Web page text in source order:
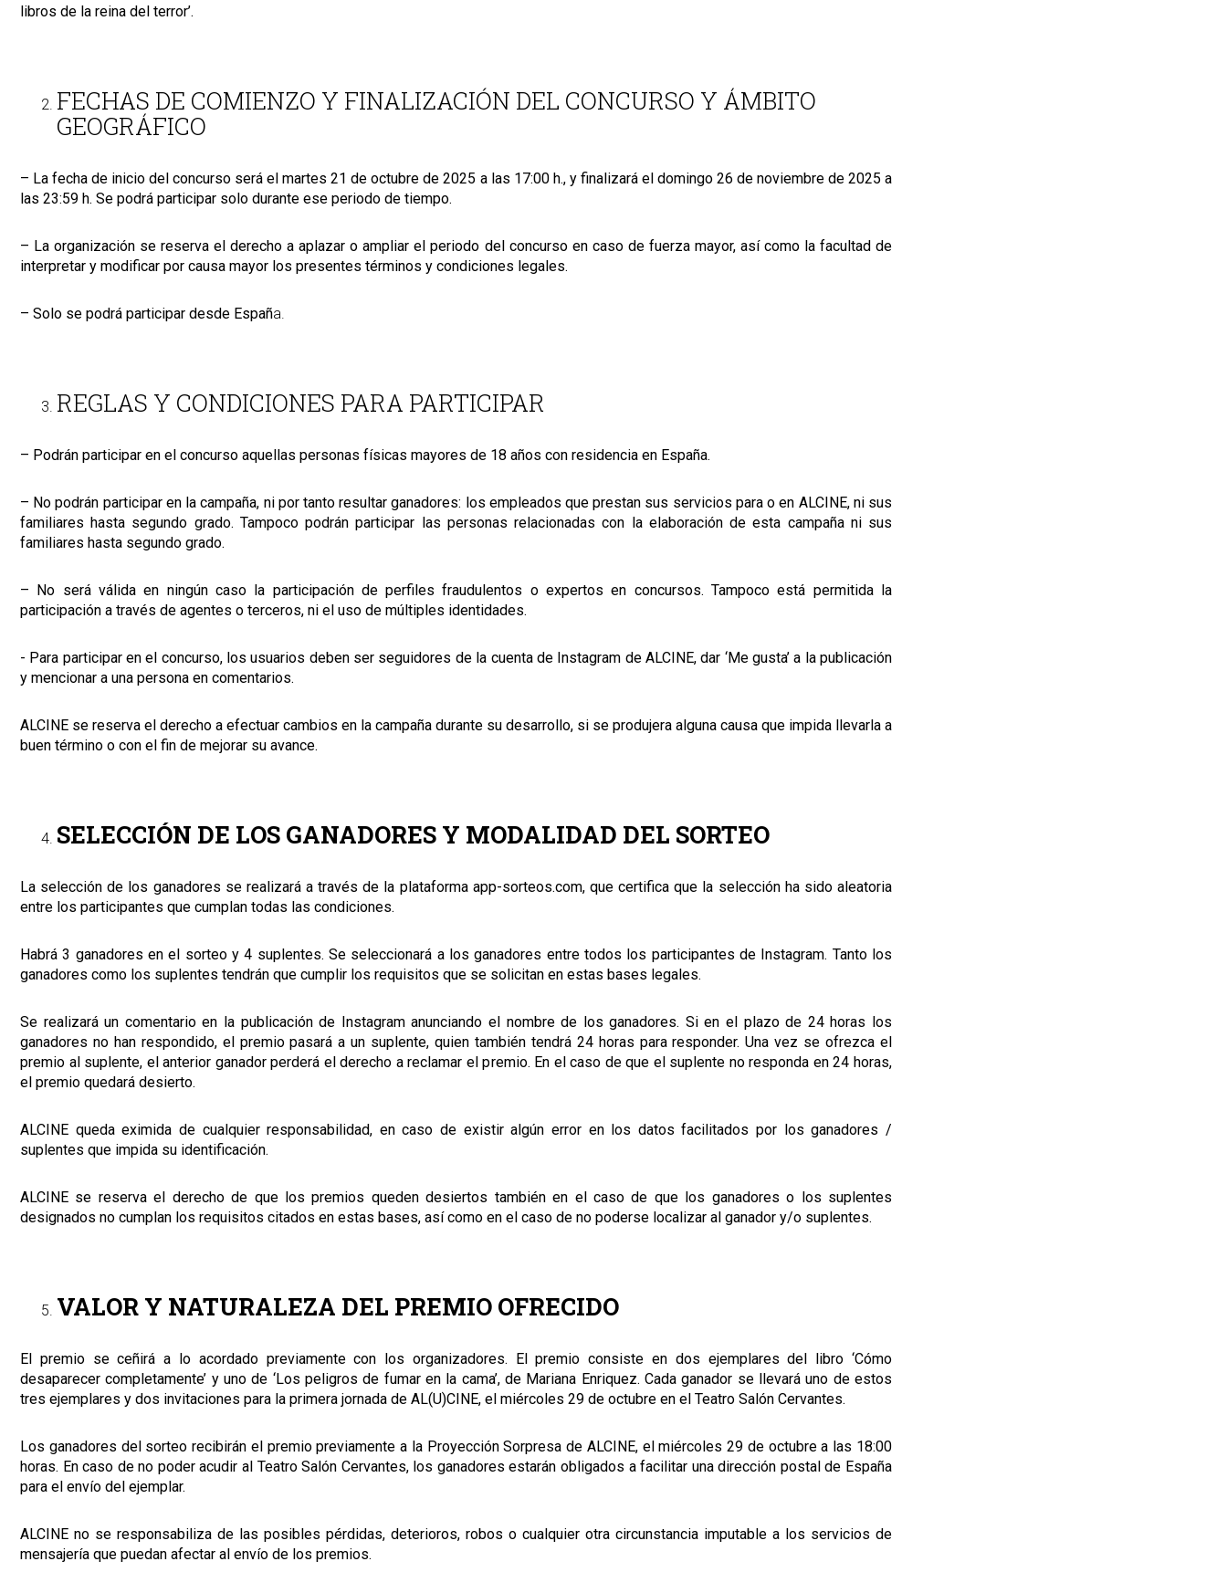
libros de la reina del terror’.
FECHAS DE COMIENZO Y FINALIZACIÓN DEL CONCURSO Y ÁMBITO
GEOGRÁFICO
– La fecha de inicio del concurso será el martes 21 de octubre de 2025 a las 17:00 h., y finalizará el domingo 26 de noviembre de 2025 a
las 23:59 h. Se podrá participar solo durante ese periodo de tiempo.
– La organización se reserva el derecho a aplazar o ampliar el periodo del concurso en caso de fuerza mayor, así como la facultad de
interpretar y modificar por causa mayor los presentes términos y condiciones legales.
– Solo se podrá participar desde España.
REGLAS Y CONDICIONES PARA PARTICIPAR
– Podrán participar en el concurso aquellas personas físicas mayores de 18 años con residencia en España.
– No podrán participar en la campaña, ni por tanto resultar ganadores: los empleados que prestan sus servicios para o en ALCINE, ni sus
familiares hasta segundo grado. Tampoco podrán participar las personas relacionadas con la elaboración de esta campaña ni sus
familiares hasta segundo grado.
– No será válida en ningún caso la participación de perfiles fraudulentos o expertos en concursos. Tampoco está permitida la
participación a través de agentes o terceros, ni el uso de múltiples identidades.
- Para participar en el concurso, los usuarios deben ser seguidores de la cuenta de Instagram de ALCINE, dar ‘Me gusta’ a la publicación
y mencionar a una persona en comentarios.
ALCINE se reserva el derecho a efectuar cambios en la campaña durante su desarrollo, si se produjera alguna causa que impida llevarla a
buen término o con el fin de mejorar su avance.
SELECCIÓN DE LOS GANADORES Y MODALIDAD DEL SORTEO
La selección de los ganadores se realizará a través de la plataforma app-sorteos.com, que certifica que la selección ha sido aleatoria
entre los participantes que cumplan todas las condiciones.
Habrá 3 ganadores en el sorteo y 4 suplentes. Se seleccionará a los ganadores entre todos los participantes de Instagram. Tanto los
ganadores como los suplentes tendrán que cumplir los requisitos que se solicitan en estas bases legales.
Se realizará un comentario en la publicación de Instagram anunciando el nombre de los ganadores. Si en el plazo de 24 horas los
ganadores no han respondido, el premio pasará a un suplente, quien también tendrá 24 horas para responder. Una vez se ofrezca el
premio al suplente, el anterior ganador perderá el derecho a reclamar el premio. En el caso de que el suplente no responda en 24 horas,
el premio quedará desierto.
ALCINE queda eximida de cualquier responsabilidad, en caso de existir algún error en los datos facilitados por los ganadores /
suplentes que impida su identificación.
ALCINE se reserva el derecho de que los premios queden desiertos también en el caso de que los ganadores o los suplentes
designados no cumplan los requisitos citados en estas bases, así como en el caso de no poderse localizar al ganador y/o suplentes.
VALOR Y NATURALEZA DEL PREMIO OFRECIDO
El premio se ceñirá a lo acordado previamente con los organizadores. El premio consiste en dos ejemplares del libro ‘Cómo
desaparecer completamente’ y uno de ‘Los peligros de fumar en la cama’, de Mariana Enriquez. Cada ganador se llevará uno de estos
tres ejemplares y dos invitaciones para la primera jornada de AL(U)CINE, el miércoles 29 de octubre en el Teatro Salón Cervantes.
Los ganadores del sorteo recibirán el premio previamente a la Proyección Sorpresa de ALCINE, el miércoles 29 de octubre a las 18:00
horas. En caso de no poder acudir al Teatro Salón Cervantes, los ganadores estarán obligados a facilitar una dirección postal de España
para el envío del ejemplar.
ALCINE no se responsabiliza de las posibles pérdidas, deterioros, robos o cualquier otra circunstancia imputable a los servicios de
mensajería que puedan afectar al envío de los premios.